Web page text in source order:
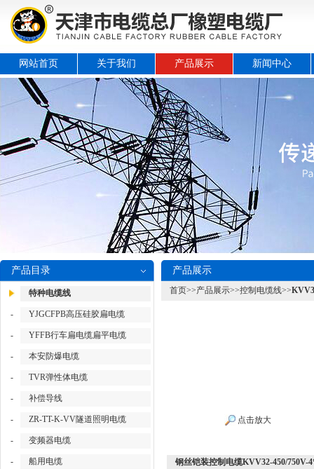
网站首页 关于我们 产品展示 新闻中心
产品目录
特种电缆线
- YJGCFPB高压硅胶扁电缆
- YFFB行车扁电缆扁平电缆
- 本安防爆电缆
- TVR弹性体电缆
- 补偿导线
- ZR-TT-K-VV隧道照明电缆
- 变频器电缆
- 船用电缆
产品展示
首页>>产品展示>>控制电缆线>>
点击放大
钢丝铠装控制电缆KVV32-450/750V-